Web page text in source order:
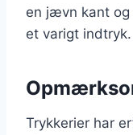
en jævn kant
et varigt indtryk.
Trykkerier har